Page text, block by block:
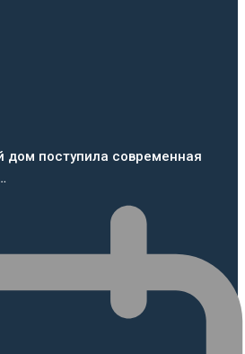
дом поступила современная